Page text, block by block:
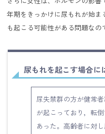
年期をきっかけに尿もれが始
も起こる可能性がある問題なの
尿もれを起こす場合に
尿失禁群の方が健常
が起こっており，転
あった。高齢者に対